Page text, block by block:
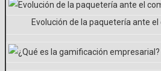
Evolución de la paquetería ante